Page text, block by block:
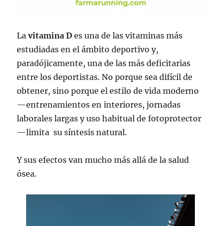
Lavitamina D es una de las vitaminas más
estudiadas en el ámbito deportivo y,
paradójicamente, una de las más deficitarias
entre los deportistas. No porque sea difícil de
obtener, sino porque el estilo de vida moderno
—entrenamientos en interiores, jornadas
laborales largas y uso habitual de fotoprotector
—limita su síntesis natural.
Y sus efectos van mucho más allá de la salud
ósea.